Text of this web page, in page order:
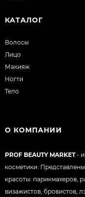
КАТАЛОГ
Волосы
Лицо
Макияж
Ногти
Тело
О КОМПАНИИ
PROF BEAUTY MARKET-
косметики.
красоты: парикмахеров,
визажистов, бровистов,